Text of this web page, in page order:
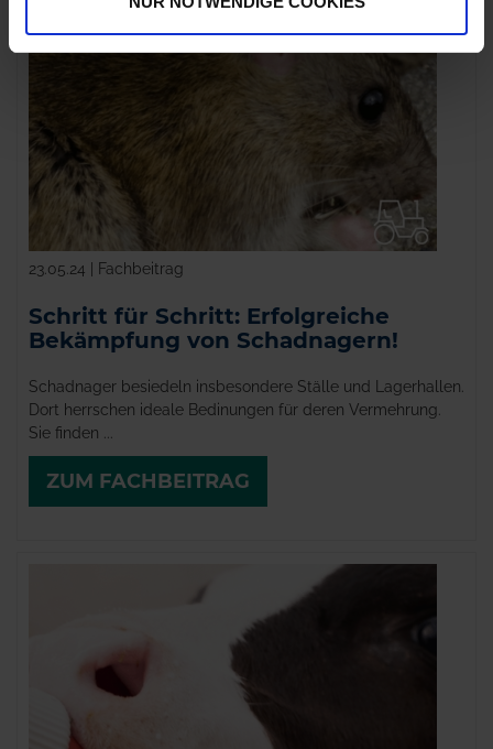
23.05.24 | Fachbeitrag
Schritt für Schritt: Erfolgreiche
Bekämpfung von Schadnagern!
Schadnager besiedeln insbesondere Ställe und Lagerhallen.
Dort herrschen ideale Bedinungen für deren Vermehrung.
Sie finden ...
ZUM FACHBEITRAG